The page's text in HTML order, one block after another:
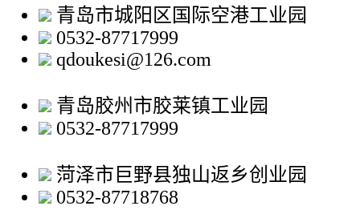
青岛市城阳区国际空港工业园
0532-87717999
qdoukesi@126.com
青岛胶州市胶莱镇工业园
0532-87717999
菏泽市巨野县独山返乡创业园
0532-87718768